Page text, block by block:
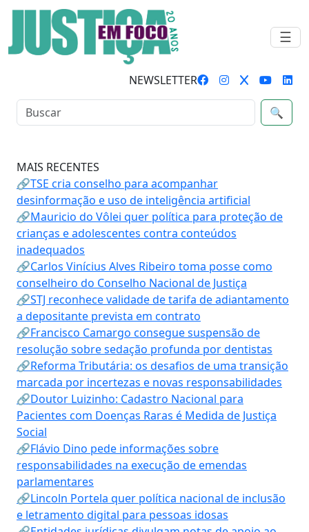
☰
NEWSLETTER
🔍
MAIS RECENTES
🔗TSE cria conselho para acompanhar
desinformação e uso de inteligência artificial
🔗Mauricio do Vôlei quer política para proteção de
crianças e adolescentes contra conteúdos
inadequados
🔗Carlos Vinícius Alves Ribeiro toma posse como
conselheiro do Conselho Nacional de Justiça
🔗STJ reconhece validade de tarifa de adiantamento
a depositante prevista em contrato
🔗Francisco Camargo consegue suspensão de
resolução sobre sedação profunda por dentistas
🔗Reforma Tributária: os desafios de uma transição
marcada por incertezas e novas responsabilidades
🔗Doutor Luizinho: Cadastro Nacional para
Pacientes com Doenças Raras é Medida de Justiça
Social
🔗Flávio Dino pede informações sobre
responsabilidades na execução de emendas
parlamentares
🔗Lincoln Portela quer política nacional de inclusão
e letramento digital para pessoas idosas